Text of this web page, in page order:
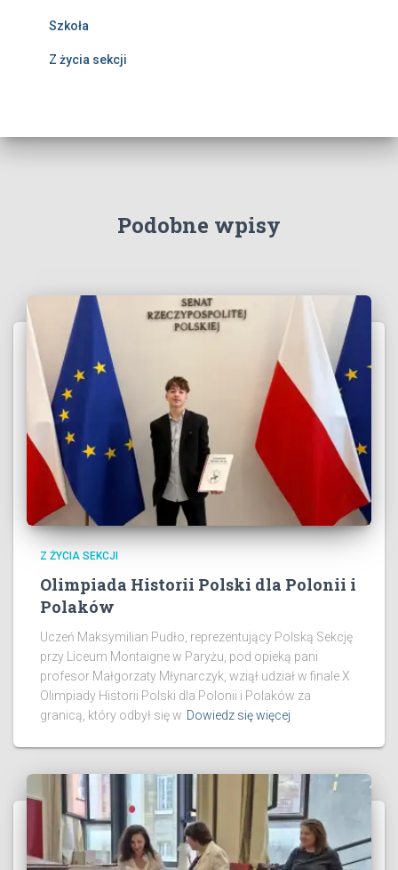
Szkoła
Z życia sekcji
Podobne wpisy
Z ŻYCIA SEKCJI
Olimpiada Historii Polski dla Polonii i
Polaków
Uczeń Maksymilian Pudło, reprezentujący Polską Sekcję
przy Liceum Montaigne w Paryżu, pod opieką pani
profesor Małgorzaty Młynarczyk, wziął udział w finale X
Olimpiady Historii Polski dla Polonii i Polaków za
granicą, który odbył się w Dowiedz się więcej